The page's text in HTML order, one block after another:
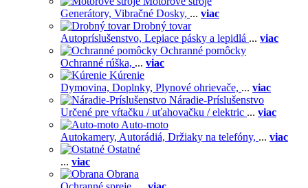
Generátory, Vibračné Dosky, ... viac
Drobný tovar
Autopríslušenstvo, Lepiace pásky a lepidlá ... viac
Ochranné pomôcky
Ochranné rúška, ... viac
Kúrenie
Dymovina, Doplnky, Plynové ohrievače, ... viac
Náradie-Príslušenstvo
Určené pre vŕtačku / uťahovačku / elektric ... viac
Auto-moto
Autokamery, Autorádiá, Držiaky na telefóny, ... viac
Ostatné
... viac
Obrana